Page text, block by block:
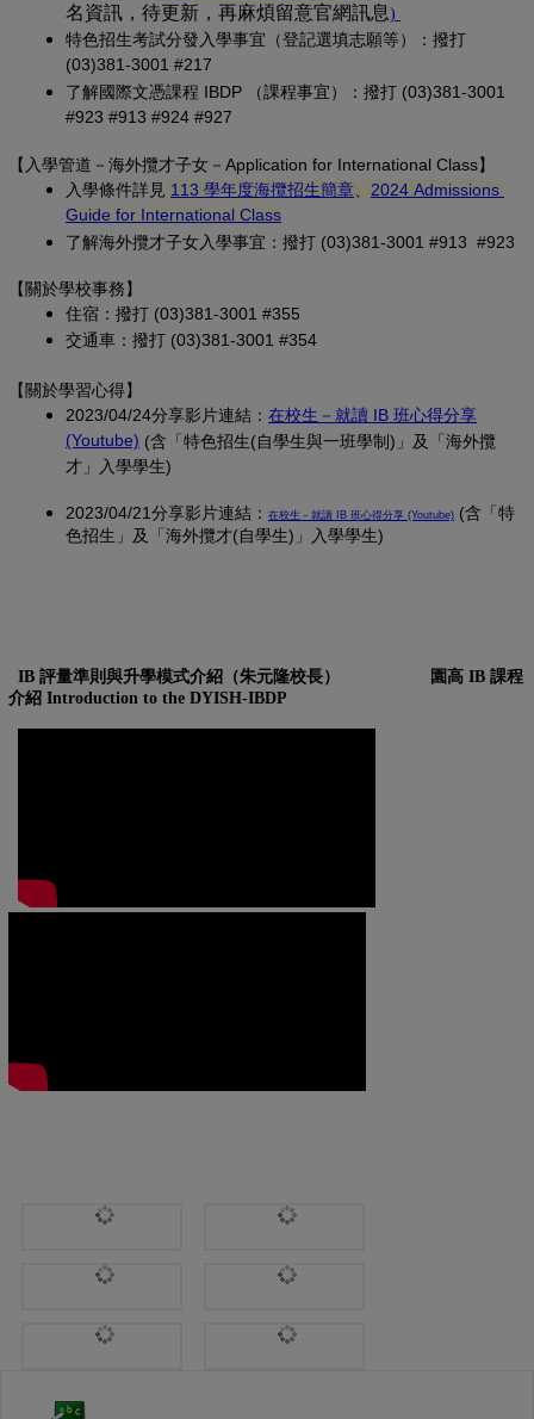
名資訊，待更新，再麻煩留意官網訊息)
特色招生考試分發入學事宜（登記選填志願等）：撥打
(03)381-3001 #217
了解國際文憑課程 IBDP （課程事宜）：撥打 (03)381-3001
#923 #913 #924 #927
【 入學管道－ 海外攬才子女 －Application for International Class】
入學條件詳見 113 學年度海攬招生簡章 (另開新視窗)
2024 Admissions
Guide for International Class
了解海外攬才子女入學事宜：撥打 (03)381-3001 #913 #923
【關於學校事務】
住宿：撥打 (03)381-3001 #355
交通車：撥打 (03)381-3001 #354
【關於學習心得】
2023/04/24分享影片連結： 在校生－就讀 IB 班心得分享
(Youtube) (另開新視窗)
(含「特色招生(自學生與一班學制)」及「海外攬
才」入學學生)
2023/04/21分享影片連結： 在校生－就讀 IB 班心得分享 (Youtube) (另開新視窗)
(含「特
色招生」及「海外攬才(自學生)」入學學生)
IB 評量準則與升學模式介紹（朱元隆校長）
園高 IB 課程
介紹 Introduction to the DYISH-IBDP